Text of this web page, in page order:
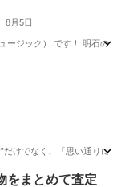
8月5日
ージック） です！ 明石
けでなく、「思い通り
をまとめて査定